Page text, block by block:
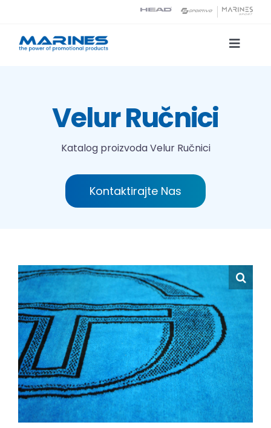
content
Toggle
Tehnologije tiska
Hrvatski
Velur Ručnici
Katalog proizvodaVelur Ručnici
Kontaktirajte Nas